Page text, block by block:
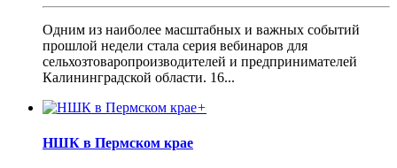
Одним из наиболее масштабных и важных событий
прошлой недели стала серия вебинаров для
сельхозтоваропроизводителей и предпринимателей
Калининградской области. 16...
+
НШК в Пермском крае